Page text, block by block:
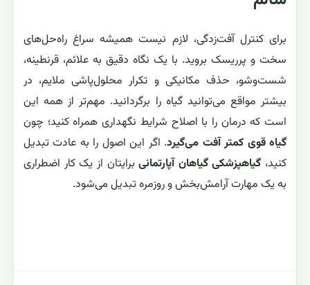
برای کنترل آفت‌زدگی، لازم نیست همیشه سراغ راه‌حل‌های
سخت و پرریسک بروید. با یک نگاه دقیق به علائم، قرنطینه،
شست‌وشو، حذف مکانیکی و تکرار محلول‌پاشی ملایم، در
بیشتر مواقع می‌توانید گیاه را برگردانید. مهم‌تر از همه این
است که درمان را با اصلاح شرایط نگهداری همراه کنید؛ چون
گیاه قوی کمتر آفت می‌گیرد. اگر این اصول را به عادت تبدیل
کنید، گیاهپزشکی گیاهان آپارتمانیبرایتان از یک کار اضطراری
به یک مهارت آرامش‌بخش و روزمره تبدیل می‌شود.